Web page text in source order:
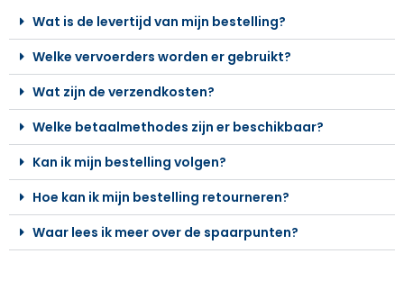
Wat is de levertijd van mijn bestelling?
Welke vervoerders worden er gebruikt?
Wat zijn de verzendkosten?
Welke betaalmethodes zijn er beschikbaar?
Kan ik mijn bestelling volgen?
Hoe kan ik mijn bestelling retourneren?
Waar lees ik meer over de spaarpunten?